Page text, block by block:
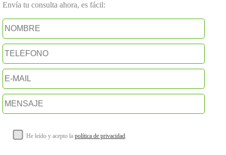
Envía tu consulta ahora, es fácil:
He leído y acepto la política de privacidad.